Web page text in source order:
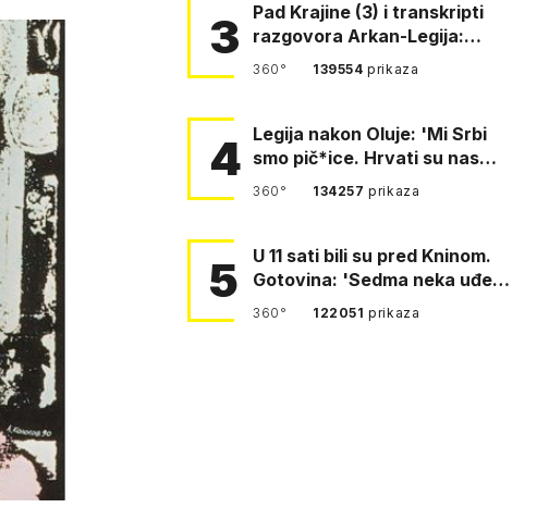
3
Pad Krajine (3) i transkripti
razgovora Arkan-Legija:
'Čujem, prelazite ustašam…
360° 139554prikaza
4 Legija nakon Oluje: 'Mi Srbi
smo pič*ice. Hrvati su nas
pomeli!'
360° 134257prikaza
5
U 11 sati bili su pred Kninom.
Gotovina: 'Sedma neka uđe,
4. gardijska neka g…
360° 122051prikaza